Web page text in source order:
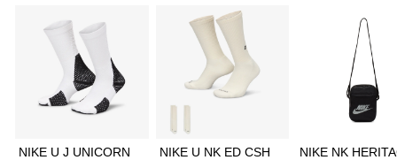
3 期 0 利率 每期 21家銀行
合作金庫商業銀行
第一商業銀行
華南商業銀行
彰化商業銀行
上海商業儲蓄銀行
Apple Pay
NIKE U J UNICORN
NIKE U NK ED CSH
NIKE NK